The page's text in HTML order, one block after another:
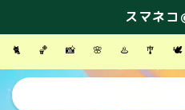
スマネコ
🐈 🏀 📸 🌸 ♨️ 🎐 🕊